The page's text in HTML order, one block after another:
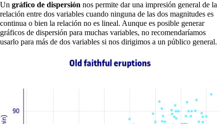
Un gráfico de dispersión nos permite dar una impresión general de la
relación entre dos variables cuando ninguna de las dos magnitudes es
continua o bien la relación no es lineal. Aunque es posible generar
gráficos de dispersión para muchas variables, no recomendaríamos
usarlo para más de dos variables si nos dirigimos a un público general.